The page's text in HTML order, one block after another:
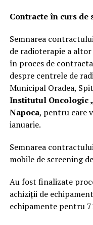
Contracte în curs de
Semnarea
de radioterapie a
în proces de
despre centrele de
Municipal Oradea,
Institutul Oncologic
Napoca, pentru care
ianuarie.
Semnarea
mobile de screening
Au fost finalizate
achiziții de
echipamente pentru